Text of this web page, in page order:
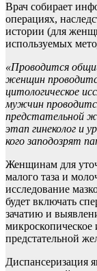
Врач собирает
операциях,
истории (для
используемых
«Проводится
женщин
цитологическое
мужчин
предстательной
этап гинеколог и
кого заподозрят
Женщинам для
малого таза и
исследование
будет включать
зачатию и
предстательной
Диспансеризация